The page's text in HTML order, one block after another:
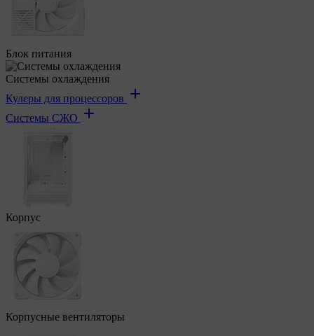
Блок питания
Системы охлаждения
Кулеры для процессоров
Системы СЖО
Корпус
Корпусные вентиляторы